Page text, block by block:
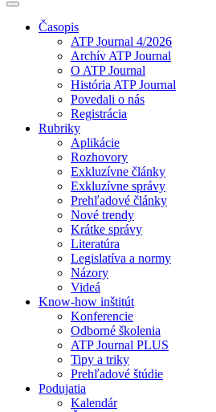
Časopis
ATP Journal 4/2026
Archív ATP Journal
O ATP Journal
História ATP Journal
Povedali o nás
Registrácia
Rubriky
Aplikácie
Rozhovory
Exkluzívne články
Exkluzívne správy
Prehľadové články
Nové trendy
Krátke správy
Literatúra
Legislatíva a normy
Názory
Videá
Know-how inštitút
Konferencie
Odborné školenia
ATP Journal PLUS
Tipy a triky
Prehľadové štúdie
Podujatia
Kalendár